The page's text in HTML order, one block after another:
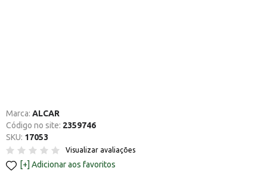
Marca: ALCAR
Código no site: 2359746
SKU: 17053
Visualizar avaliações
Adicionar aos favoritos